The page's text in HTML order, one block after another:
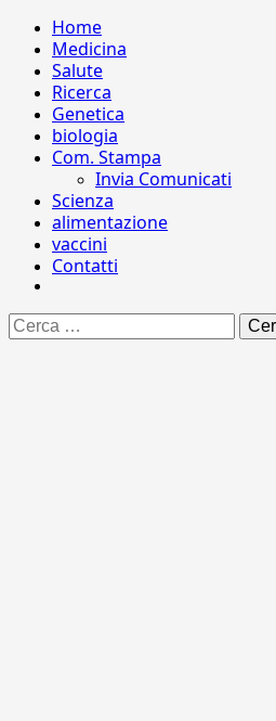
Home
Medicina
Salute
Ricerca
Genetica
biologia
Com. Stampa
Invia Comunicati
Scienza
alimentazione
vaccini
Contatti
Ricerca
per: